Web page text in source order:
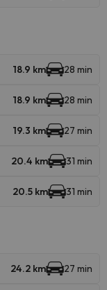
18.9 km 28 min
18.9 km 28 min
19.3 km 27 min
20.4 km 31 min
20.5 km 31 min
24.2 km 27 min